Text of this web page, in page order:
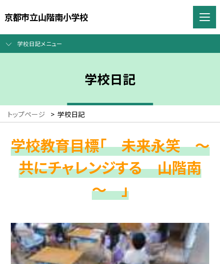
京都市立山階南小学校
学校日記メニュー
学校日記
トップページ > 学校日記
学校教育目標「 未来永笑 ～
共にチャレンジする 山階南
～ 」